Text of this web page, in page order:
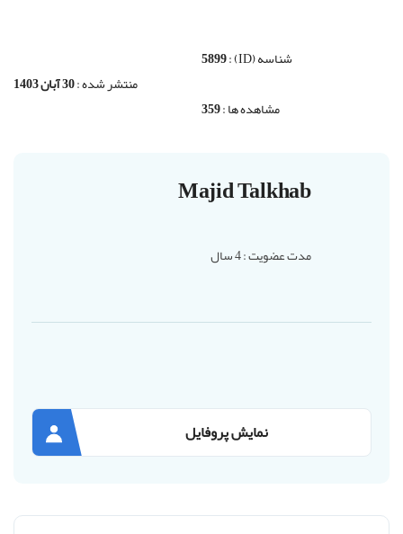
شناسه (ID) :
5899
منتشر شده :30 آبان 1403
مشاهده ها :359
Majid Talkhab
مدت عضویت : 4 سال
نمایش پروفایل